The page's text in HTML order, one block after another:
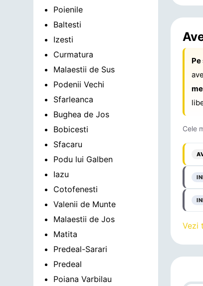
Poienile
Baltesti
Izesti
Curmatura
Malaestii de Sus
Podenii Vechi
Sfarleanca
Bughea de Jos
Bobicesti
Sfacaru
Podu lui Galben
Iazu
Cotofenesti
Valenii de Munte
Malaestii de Jos
Matita
Predeal-Sarari
Predeal
Poiana Varbilau
Cele
Vezi